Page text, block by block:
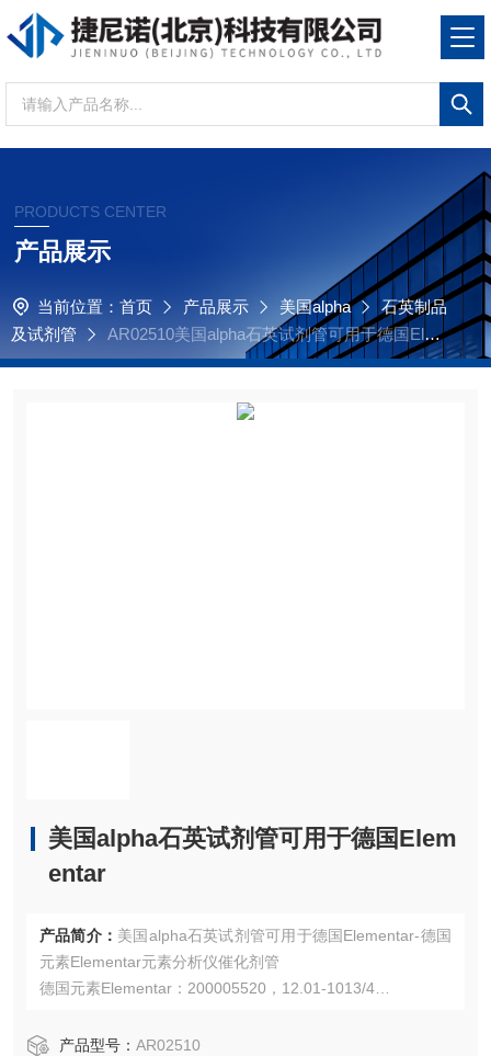
PRODUCTS CENTER
产品展示
当前位置： 首页 产品展示 美国alpha
石英制品
及试剂管
AR02510美国alpha石英试剂管可用于德国Elem
entar
美国alpha石英试剂管可用于德国Elem
entar
产品简介： 美国alpha石英试剂管可用于德国Elementar-德国
元素Elementar元素分析仪催化剂管
德国元素Elementar：200005520，12.01-1013/4
OEM厂商；我们提供的所有产品都是高质量高性价的，适用
产品型号： AR02510